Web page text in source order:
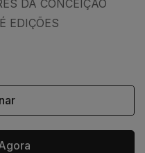
DA CONCEIÇÃO
EDIÇÕES